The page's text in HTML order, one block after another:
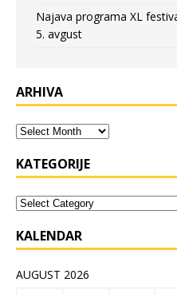
Najava programa XL
5. avgust
ARHIVA
KATEGORIJE
KALENDAR
AUGUST 2026